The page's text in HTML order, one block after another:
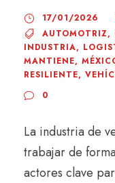
17/01/2026
AUTOMOTRIZ,
INDUSTRIA,
MANTIENE,
RESILIENTE,
0
La industria de
trabajar de
actores clave